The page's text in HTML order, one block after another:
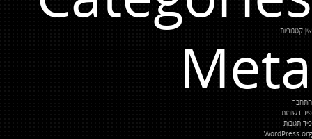
אין קטגוריות
Meta
התחבר
פיד רשומות
פיד תגובות
WordPress.org